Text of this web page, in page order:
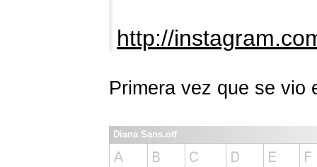
http://
Primera vez que se vio
Diana Sans.otf